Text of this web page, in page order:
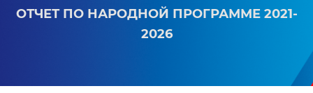
ОТЧЕТ ПО НАРОДНОЙ ПРОГРАММЕ 2021-
2026